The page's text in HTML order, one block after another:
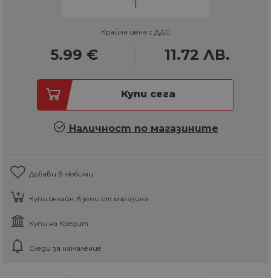
Крайна цена с ДДС
5.99 € 11.72 ЛВ.
Купи сега
Наличност по магазините
Добави в любими
Купи онлайн, вземи от магазина
Купи на Кредит
Следи за намаление